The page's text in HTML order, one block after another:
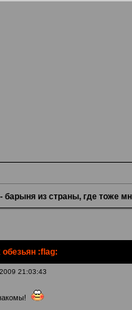
барыня из страны, где тоже
:flag:
21:03:43